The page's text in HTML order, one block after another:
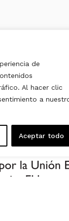
de
Al hacer clic
a
Aceptar todo